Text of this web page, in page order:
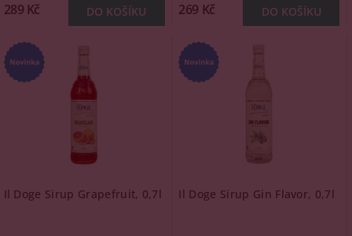
289 Kč 269 Kč
Il Doge Sirup Grapefruit, 0,7l Il Doge Sirup Gin Flavor, 0,7l